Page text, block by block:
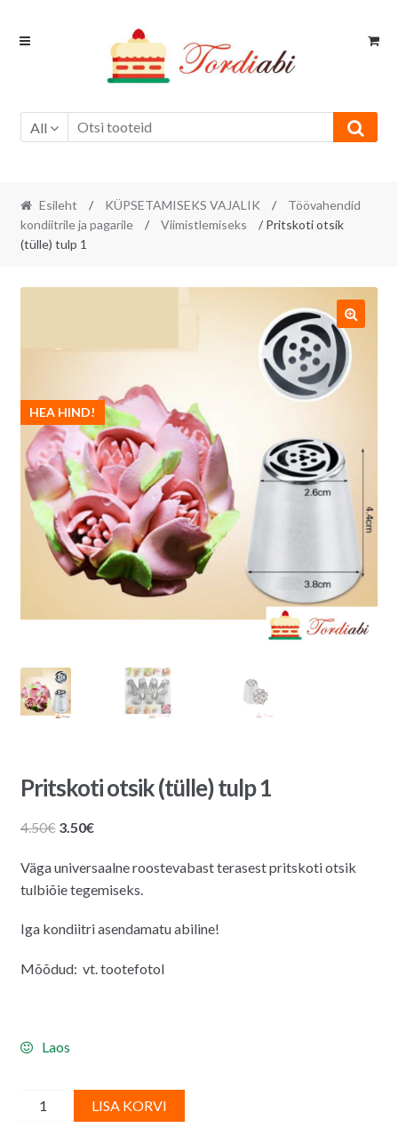
Skip
Skip
All
Esileht / KÜPSETAMISEKS VAJALIK /
Töövahendid
kondiitrile ja pagarile
/ Viimistlemiseks
/ Pritskoti otsik
(tülle) tulp 1
HEA HIND!
Pritskoti otsik (tülle) tulp 1
4.50€ Algne
oli:
4.50€.
3.50€Praegune
on:
3.50€.
Väga universaalne roostevabast terasest pritskoti otsik
tulbiõie tegemiseks.
Iga kondiitri asendamatu abiline!
Mõõdud: vt. tootefotol
Laos
Pritskoti
LISA KORVI